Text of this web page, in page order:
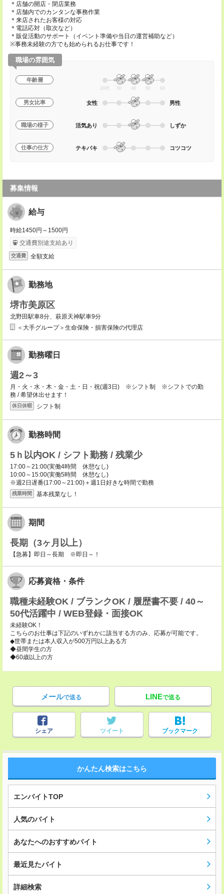
＊店舗の開店・閉店業務
＊店舗内でのカンタンな事務作業
＊来店されたお客様の対応
＊電話応対（取次など）
＊販促活動のサポート（イベント準備や当日の運営補助など）
※事務未経験の方でも始められるお仕事です！
職場の雰囲気
年齢層
20代 30 40 50 60
男女比率 女性 男性
職場の様子 活気あり しずか
仕事の仕方 テキパキ コツコツ
募集情報
給与
時給1450円～1500円
交通費別途支給あり
交通費 全額支給
勤務地
堺市美原区
北野田駅車8分、萩原天神駅車9分
＜大手グループ＞生命保険・損害保険の代理店
勤務曜日
週2～3
月・火・水・木・金・土・日・祝(週3日) ※シフト制 ※シフトでの勤
務 / 希望休出せます！
休日休暇 シフト制
勤務時間
5ｈ以内OK / シフト勤務 / 残業少
17:00～21:00(実働4時間 休憩なし)
10:00～15:00(実働5時間 休憩なし)
※週2日遅番(17:00～21:00)＋週1日好きな時間で勤務
残業時間 基本残業なし！
期間
長期（3ヶ月以上）
【急募】即日～長期 ※即日～！
応募資格・条件
職種未経験OK / ブランクOK / 履歴書不要 / 40～
50代活躍中 / WEB登録・面接OK
未経験OK！
こちらのお仕事は下記のいずれかに該当する方のみ、応募が可能です。
◆世帯または本人収入が500万円以上ある方
◆昼間学生の方
◆60歳以上の方
メールで送る LINEで送る
シェア ツイート ブックマーク
かんたん検索はこちら
エンバイトTOP
人気のバイト
あなたへのおすすめバイト
最近見たバイト
詳細検索